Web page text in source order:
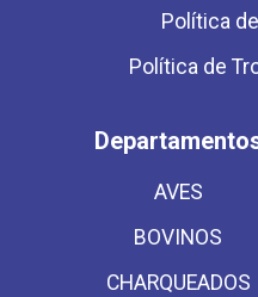
Política
Política de
AVES
BOVINOS
CHARQUEADOS